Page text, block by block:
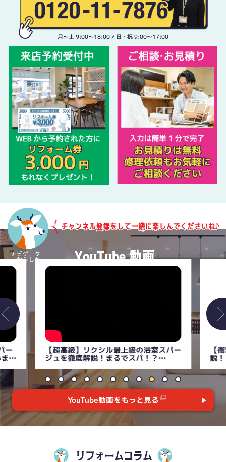
月〜土 9:00〜18:00 / 日・祝 9:00〜17:00
ー 【超高級】リクシル最上級の浴室スパー
ジュを徹底解説！まるでスパ！？
【
説
YouTube動画をもっと見る
リフォームコラム